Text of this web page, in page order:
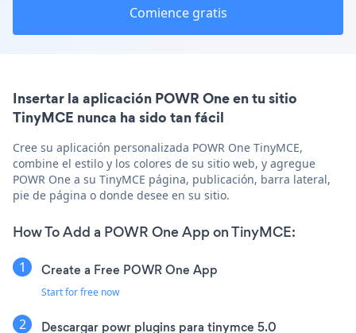
Comience gratis
Insertar la aplicación POWR One en tu sitio
TinyMCE nunca ha sido tan fácil
Cree su aplicación personalizada POWR One TinyMCE,
combine el estilo y los colores de su sitio web, y agregue
POWR One a su TinyMCE página, publicación, barra lateral,
pie de página o donde desee en su sitio.
How To Add a POWR One App on TinyMCE:
Create a Free POWR One App
Start for free now
Descargar powr plugins para tinymce 5.0